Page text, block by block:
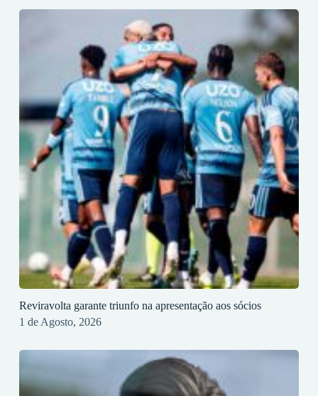
Reviravolta garante triunfo na apresentação aos sócios
1 de Agosto, 2026